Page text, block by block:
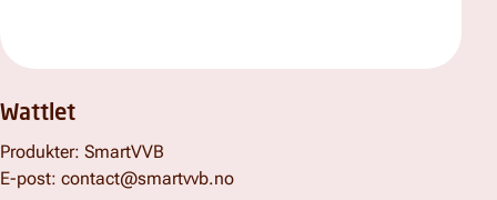
Wattlet
Produkter: SmartVVB
E-post: contact@smartvvb.no